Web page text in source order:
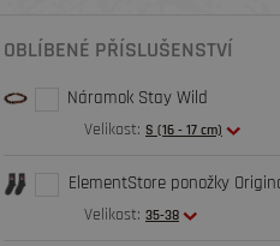
OBLÍBENÉ PŘÍSLUŠENSTVÍ
Náramok Stay Wild
Velikost: S (16 - 17 cm)
ElementStore ponožky
Velikost: 35-38